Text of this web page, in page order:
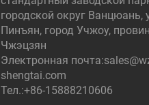
городской округ Ванцюань,
Пинъян, город Учжоу,
Чжэцзян
Электронная почта:
shengtai.com
Тел.:+86-15888210606